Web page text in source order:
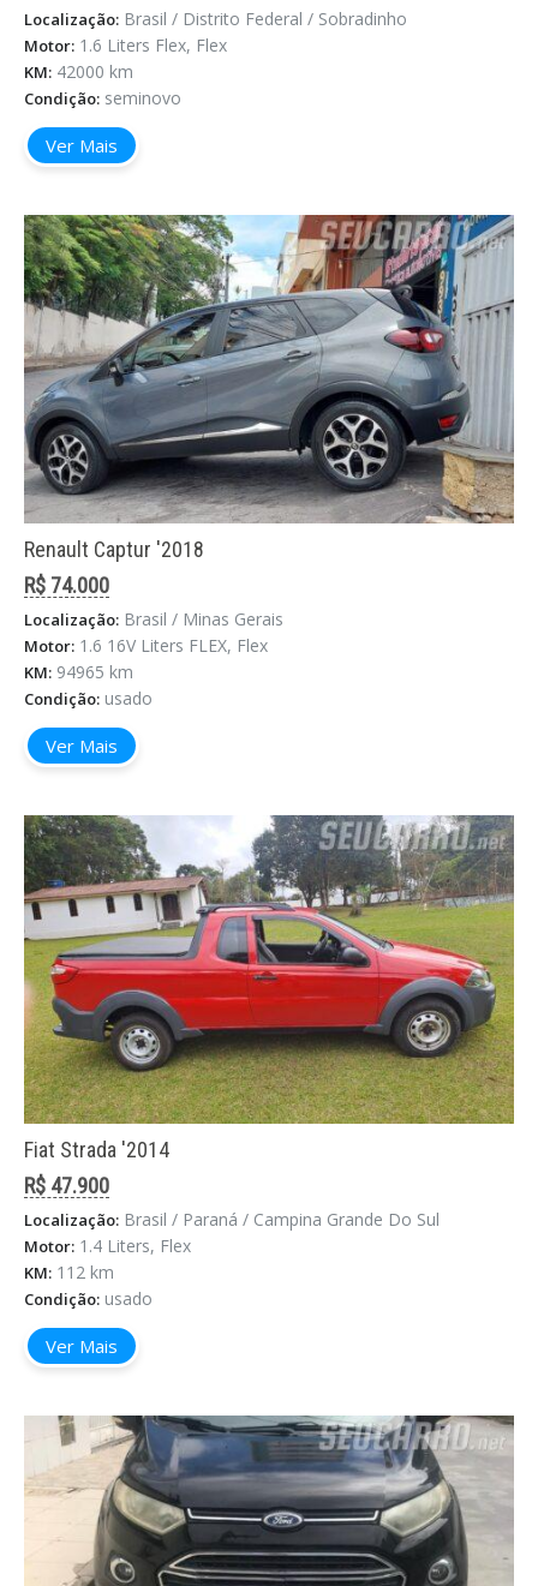
Localização: Brasil / Distrito Federal / Sobradinho
Motor: 1.6 Liters Flex, Flex
KM: 42000 km
Condição: seminovo
Ver Mais
Renault Captur '2018
R$ 74.000
Localização: Brasil / Minas Gerais
Motor: 1.6 16V Liters FLEX, Flex
KM: 94965 km
Condição: usado
Ver Mais
Fiat Strada '2014
R$ 47.900
Localização: Brasil / Paraná / Campina Grande Do Sul
Motor: 1.4 Liters, Flex
KM: 112 km
Condição: usado
Ver Mais